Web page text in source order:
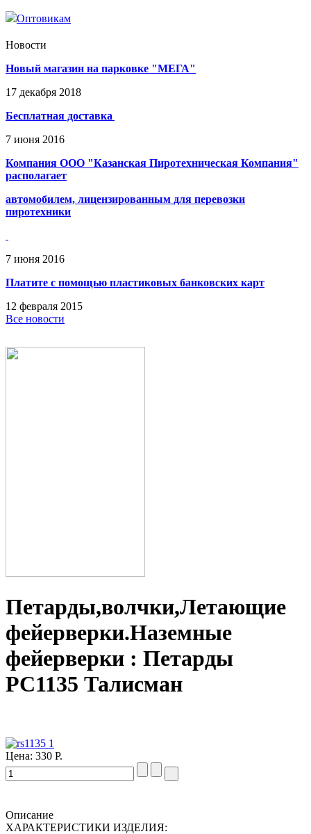
Оптовикам
Новости
Новый магазин на парковке "МЕГА"
17 декабря 2018
Бесплатная доставка
7 июня 2016
Компания ООО "Казанская Пиротехническая Компания"
располагает
автомобилем, лицензированным для перевозки
пиротехники
7 июня 2016
Платите с помощью пластиковых банковских карт
12 февраля 2015
Все новости
Петарды,волчки,Летающие
фейерверки.Наземные
фейерверки : Петарды
РС1135 Талисман
Цена: 330 Р.
Описание
ХАРАКТЕРИСТИКИ ИЗДЕЛИЯ: